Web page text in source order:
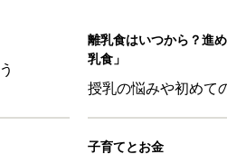
離乳食はいつから？進
乳食」
授乳の悩みや初めて
子育てとお金